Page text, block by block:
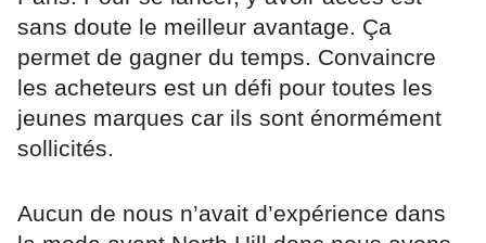
sans doute le meilleur avantage. Ça
permet de gagner du temps. Convaincre
les acheteurs est un défi pour toutes les
jeunes marques car ils sont énormément
sollicités.
Aucun de nous n’avait d’expérience dans